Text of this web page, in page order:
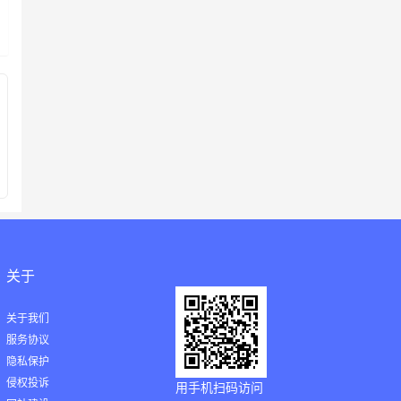
关于
关于我们
服务协议
隐私保护
侵权投诉
用手机扫码访问